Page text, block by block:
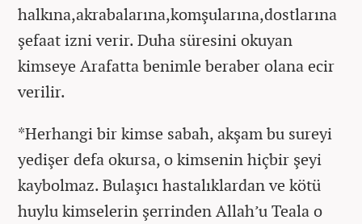
halkına,akrabalarına,komşularına,dostlarına
şefaat izni verir. Duha süresini okuyan
kimseye Arafatta benimle beraber olana ecir
verilir.
*Herhangi bir kimse sabah, akşam bu sureyi
yedişer defa okursa, o kimsenin hiçbir şeyi
kaybolmaz. Bulaşıcı hastalıklardan ve kötü
huylu kimselerin şerrinden Allah’u Teala o